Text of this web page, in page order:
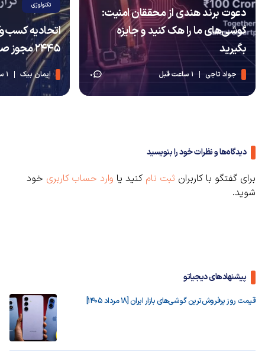
دعوت برند هندی از محققان امنیت:
گوشی‌های ما را هک کنید و جایزه
بگیرید
جواد تاجی 1 ساعت قبل 0
تکنولوژی
اتحادیه
۲۴۴۵ مجوز صادر کرد
ایمان بیک 1 ساعت قبل
دیدگاه‌ها و نظرات خود را بنویسید
برای گفتگو با کاربران ثبت نام کنید یا وارد حساب کاربری خود
شوید.
پیشنهادهای دیجیاتو
قیمت روز پرفروش‌ترین گوشی‌های بازار ایران [18 مرداد 1405]